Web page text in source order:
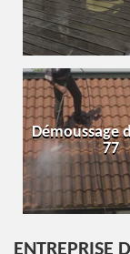
Démoussage
77